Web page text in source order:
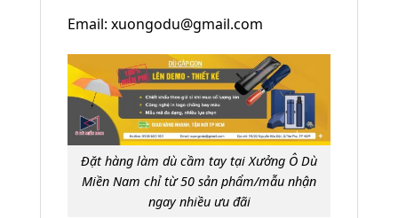
Email: xuongodu@gmail.com
Đặt hàng làm dù cầm tay tại Xưởng Ô Dù
Miền Nam chỉ từ 50 sản phẩm/mẫu nhận
ngay nhiều ưu đãi